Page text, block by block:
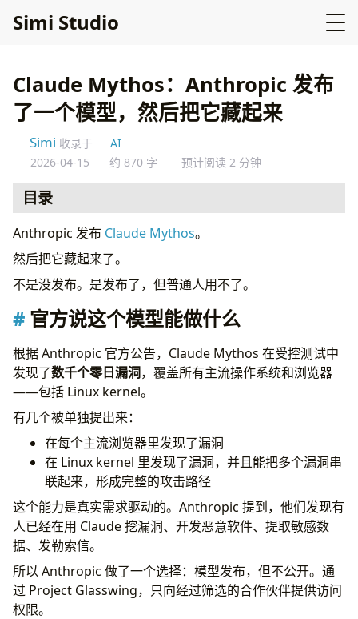
Simi Studio
Claude Mythos：Anthropic 发布
了一个模型，然后把它藏起来
Simi 收录于
AI
2026-04-15
约 870 字 预计阅读 2 分钟
目录
官方说这个模型能做什么
这个决定的逻辑
关于 Claude Mythos 本身
Anthropic 发布 Claude Mythos。
然后把它藏起来了。
不是没发布。是发布了，但普通人用不了。
官方说这个模型能做什么
根据 Anthropic 官方公告，Claude Mythos 在受控测试中
发现了数千个零日漏洞，覆盖所有主流操作系统和浏览器
——包括 Linux kernel。
有几个被单独提出来：
在每个主流浏览器里发现了漏洞
在 Linux kernel 里发现了漏洞，并且能把多个漏洞串
联起来，形成完整的攻击路径
这个能力是真实需求驱动的。Anthropic 提到，他们发现有
人已经在用 Claude 挖漏洞、开发恶意软件、提取敏感数
据、发勒索信。
所以 Anthropic 做了一个选择：模型发布，但不公开。通
过 Project Glasswing，只向经过筛选的合作伙伴提供访问
权限。